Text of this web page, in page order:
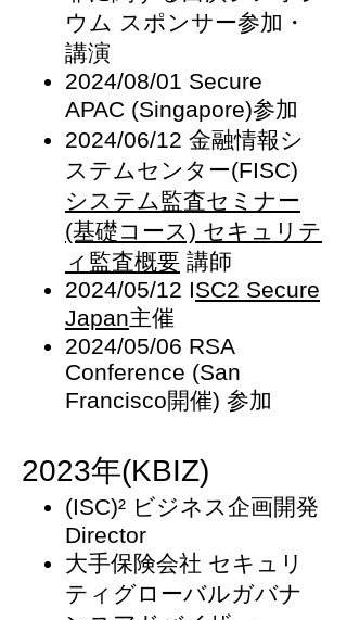
ウム スポンサー参加・
講演
2024/08/01 Secure
APAC (Singapore)参加
2024/06/12 金融情報シ
ステムセンター(FISC)
システム監査セミナー
(基礎コース) セキュリテ
ィ監査概要 講師
2024/05/12 ISC2 Secure
Japan主催
2024/05/06 RSA
Conference (San
Francisco開催) 参加
202​3年(KBIZ)
(ISC)² ビジネス企画開発
Director
大手保険会社 セキュリ
ティグローバルガバナ